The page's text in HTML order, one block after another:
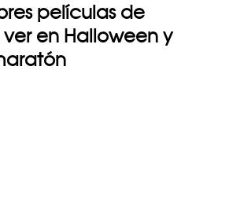
películas de
en Halloween y